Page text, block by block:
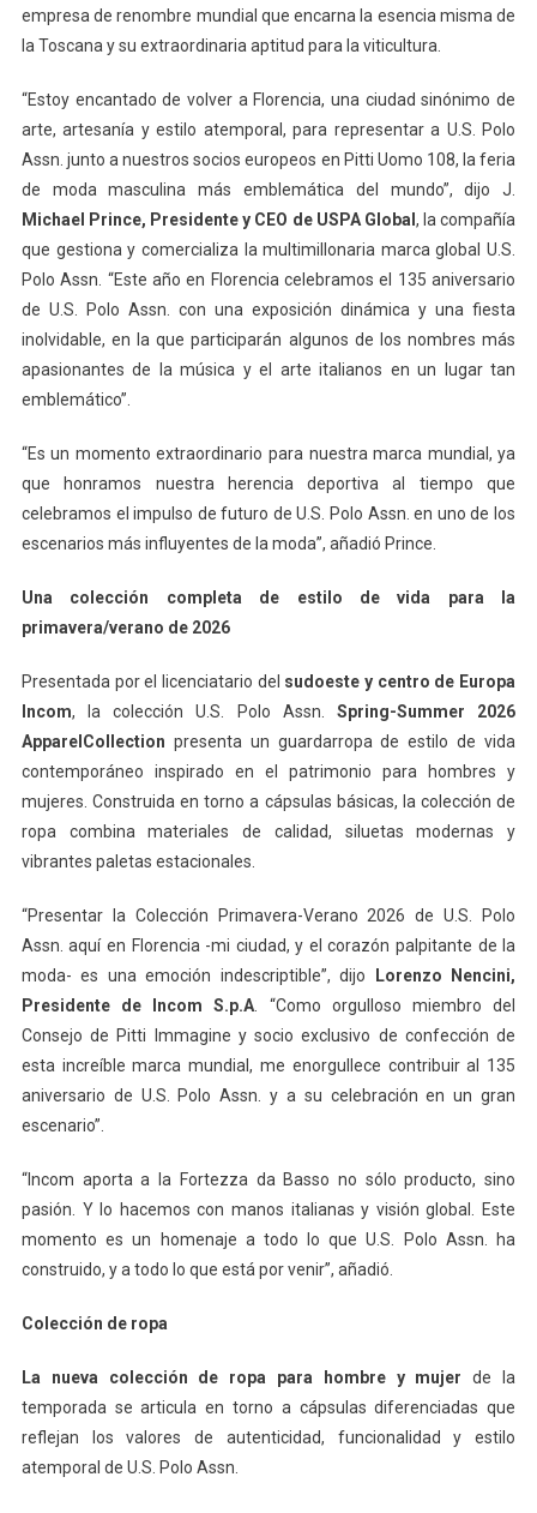
empresa de renombre mundial que encarna la esencia misma de
la Toscana y su extraordinaria aptitud para la viticultura.
“Estoy encantado de volver a Florencia, una ciudad sinónimo de
arte, artesanía y estilo atemporal, para representar a U.S. Polo
Assn. junto a nuestros socios europeos en Pitti Uomo 108, la feria
de moda masculina más emblemática del mundo”, dijo J.
Michael Prince, Presidente y CEO de USPA Global , la compañía
que gestiona y comercializa la multimillonaria marca global U.S.
Polo Assn. “Este año en Florencia celebramos el 135 aniversario
de U.S. Polo Assn. con una exposición dinámica y una fiesta
inolvidable, en la que participarán algunos de los nombres más
apasionantes de la música y el arte italianos en un lugar tan
emblemático”.
“Es un momento extraordinario para nuestra marca mundial, ya
que honramos nuestra herencia deportiva al tiempo que
celebramos el impulso de futuro de U.S. Polo Assn. en uno de los
escenarios más influyentes de la moda”, añadió Prince.
Una colección completa de estilo de vida para la
primavera/verano de 2026
Presentada por el licenciatario del sudoeste y centro de Europa
Incom, la colección U.S. Polo Assn. Spring-Summer 2026
ApparelCollection presenta un guardarropa de estilo de vida
contemporáneo inspirado en el patrimonio para hombres y
mujeres. Construida en torno a cápsulas básicas, la colección de
ropa combina materiales de calidad, siluetas modernas y
vibrantes paletas estacionales.
“Presentar la Colección Primavera-Verano 2026 de U.S. Polo
Assn. aquí en Florencia -mi ciudad, y el corazón palpitante de la
moda- es una emoción indescriptible”, dijo
Lorenzo Nencini,
Presidente de Incom S.p.A. “Como orgulloso miembro del
Consejo de Pitti Immagine y socio exclusivo de confección de
esta increíble marca mundial, me enorgullece contribuir al 135
aniversario de U.S. Polo Assn. y a su celebración en un gran
escenario”.
“Incom aporta a la Fortezza da Basso no sólo producto, sino
pasión. Y lo hacemos con manos italianas y visión global. Este
momento es un homenaje a todo lo que U.S. Polo Assn. ha
construido, y a todo lo que está por venir”, añadió.
Colección de ropa
La nueva colección de ropa para hombre y mujer de la
temporada se articula en torno a cápsulas diferenciadas que
reflejan los valores de autenticidad, funcionalidad y estilo
atemporal de U.S. Polo Assn.